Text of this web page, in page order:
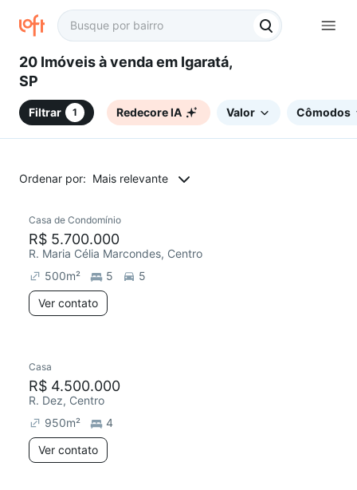
20 Imóveis à venda em Igaratá,
SP
Filtrar 1 Redecore IA Valor Cômodos
Ordenar por: Mais relevante
Casa de Condomínio
R$ 5.700.000
R. Maria Célia Marcondes, Centro
500m² 5
5
Ver contato
Casa
R$ 4.500.000
R. Dez, Centro
950m²
4
Ver contato